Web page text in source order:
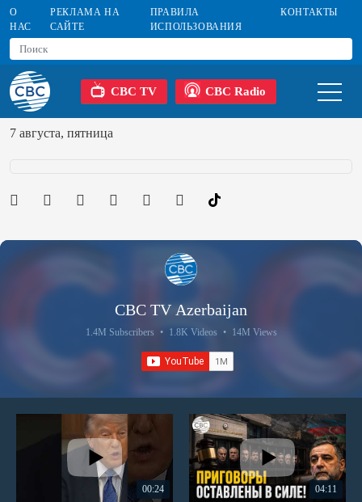
О
НАС
РЕКЛАМА НА
САЙТЕ
ПРАВИЛА
ИСПОЛЬЗОВАНИЯ
КОНТАКТЫ
CBC TV CBC Radio
7 августа, пятница
CBC TV Azerbaijan
1.4M Subscribers • 1.8K Videos • 14M Views
00:24 04:11